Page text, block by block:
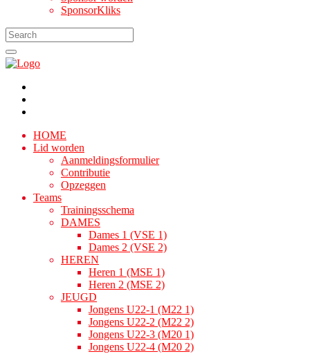
SponsorKliks
HOME
Lid worden
Aanmeldingsformulier
Contributie
Opzeggen
Teams
Trainingsschema
DAMES
Dames 1 (VSE 1)
Dames 2 (VSE 2)
HEREN
Heren 1 (MSE 1)
Heren 2 (MSE 2)
JEUGD
Jongens U22-1 (M22 1)
Jongens U22-2 (M22 2)
Jongens U22-3 (M20 1)
Jongens U22-4 (M20 2)